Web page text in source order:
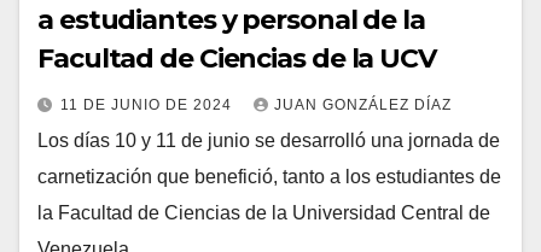
a estudiantes y personal de la
Facultad de Ciencias de la UCV
11 DE JUNIO DE 2024 JUAN GONZÁLEZ DÍAZ
Los días 10 y 11 de junio se desarrolló una jornada de
carnetización que benefició, tanto a los estudiantes de
la Facultad de Ciencias de la Universidad Central de